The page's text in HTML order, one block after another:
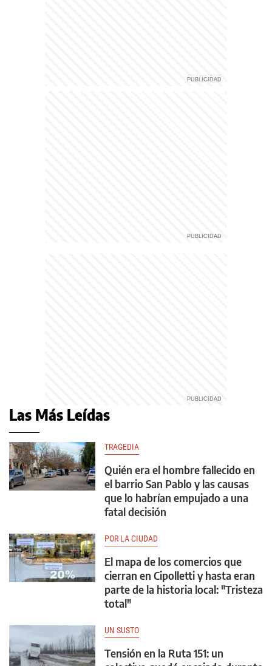
Las Más Leídas
TRAGEDIA
Quién era el hombre fallecido en
el barrio San Pablo y las causas
que lo habrían empujado a una
fatal decisión
POR LA CIUDAD
El mapa de los comercios que
cierran en Cipolletti y hasta eran
parte de la historia local: "Tristeza
total"
UN SUSTO
Tensión en la Ruta 151: un